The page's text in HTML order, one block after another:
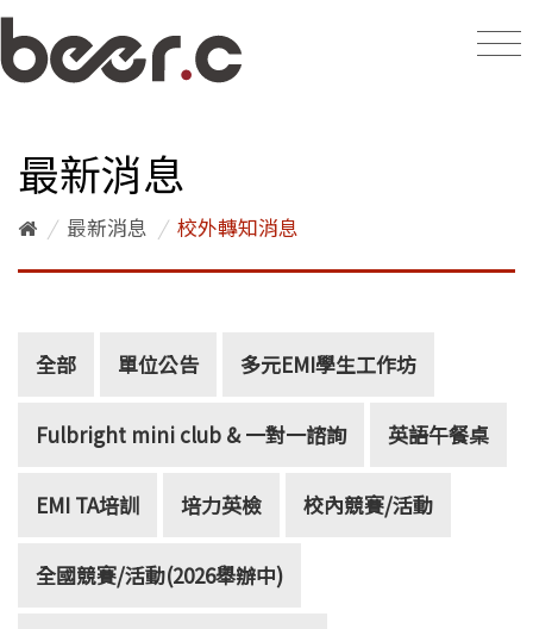
最新消息
/ 最新消息 / 校外轉知消息
全部 單位公告 多元EMI學生工作坊
Fulbright mini club & 一對一諮詢 英語午餐桌
EMI TA培訓 培力英檢 校內競賽/活動
全國競賽/活動(2026舉辦中)